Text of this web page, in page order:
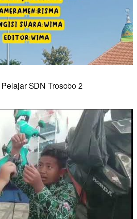
dan Kegemaran | Pelajar SDN Trosobo 2